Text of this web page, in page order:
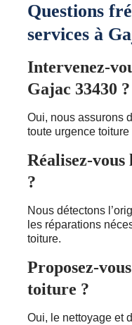
Questions
services à
Intervenez-
Gajac 33430 ?
Oui, nous assurons
toute urgence
Réalisez-
?
Nous détectons
les réparations
toiture.
Proposez-
toiture ?
Oui, le nettoyage et